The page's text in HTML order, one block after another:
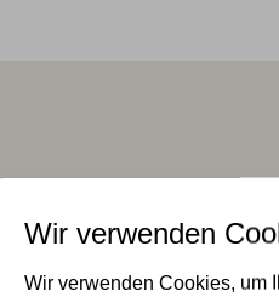
Wir verwenden
Wir verwenden Cookies, um